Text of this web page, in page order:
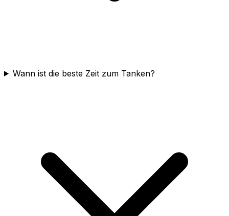
Wann ist die beste Zeit zum Tanken?